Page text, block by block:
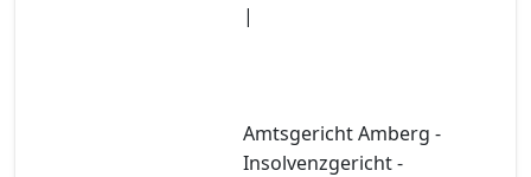
|
Amtsgericht Amberg -
Insolvenzgericht -